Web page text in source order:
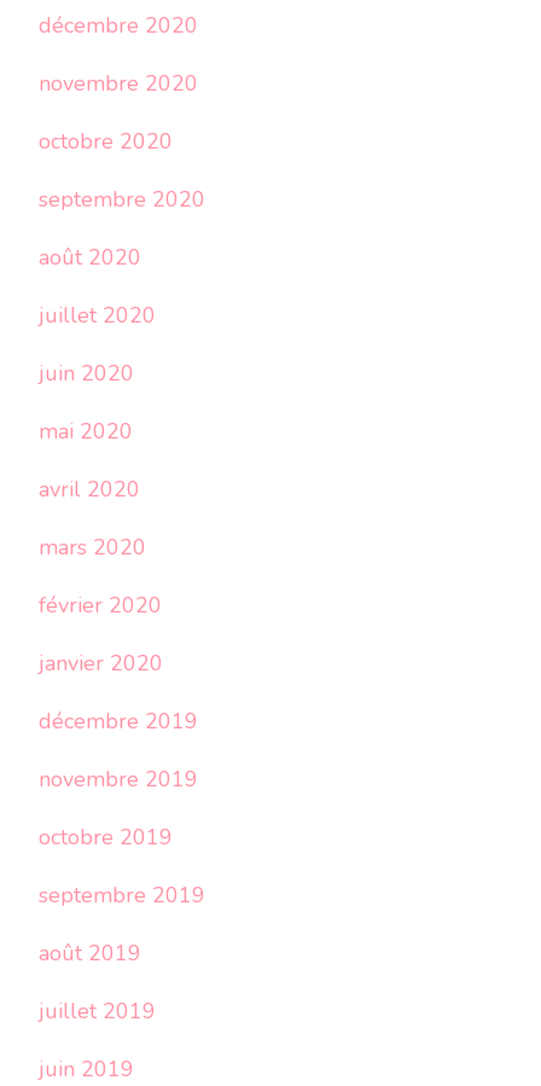
décembre 2020
novembre 2020
octobre 2020
septembre 2020
août 2020
juillet 2020
juin 2020
mai 2020
avril 2020
mars 2020
février 2020
janvier 2020
décembre 2019
novembre 2019
octobre 2019
septembre 2019
août 2019
juillet 2019
juin 2019